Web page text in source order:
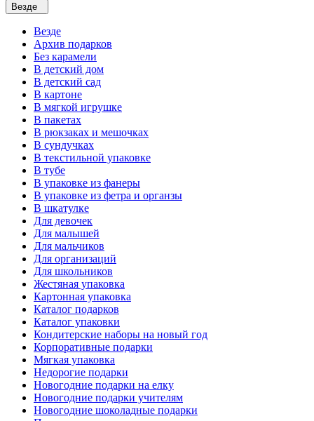
Везде
Везде
Архив подарков
Без карамели
В детский дом
В детский сад
В картоне
В мягкой игрушке
В пакетах
В рюкзаках и мешочках
В сундучках
В текстильной упаковке
В тубе
В упаковке из фанеры
В упаковке из фетра и органзы
В шкатулке
Для девочек
Для малышей
Для мальчиков
Для организаций
Для школьников
Жестяная упаковка
Картонная упаковка
Каталог подарков
Каталог упаковки
Кондитерские наборы на новый год
Корпоративные подарки
Мягкая упаковка
Недорогие подарки
Новогодние подарки на елку
Новогодние подарки учителям
Новогодние шоколадные подарки